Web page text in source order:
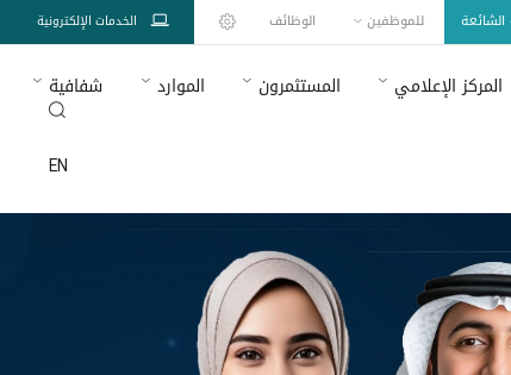
الشائعة للموظفين الوظائف الخدمات الإلكترونية
المركز الإعلامي المستثمرون الموارد شفافية
EN